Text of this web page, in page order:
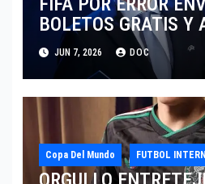
BOLETOS GRATIS Y
COBRO.
JUN 7, 2026 DOC
Copa Del Mundo FUTBOL